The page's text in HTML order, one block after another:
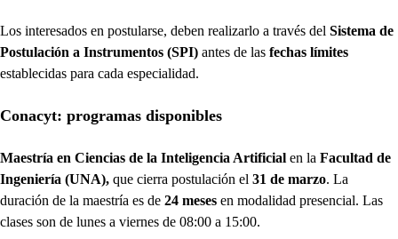
Los interesados en postularse, deben realizarlo a través del Sistema de
Postulación a Instrumentos (SPI) antes de las fechas límites
establecidas para cada especialidad.
Conacyt: programas disponibles
Maestría en Ciencias de la Inteligencia Artificial en la Facultad de
Ingeniería (UNA), que cierra postulación el 31 de marzo. La
duración de la maestría es de 24 meses en modalidad presencial. Las
clases son de lunes a viernes de 08:00 a 15:00.